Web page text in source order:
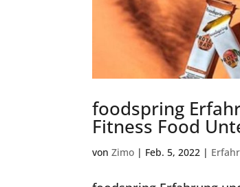
foodspring
Fitness Food
vonZimo | Feb. 5, 2022 |